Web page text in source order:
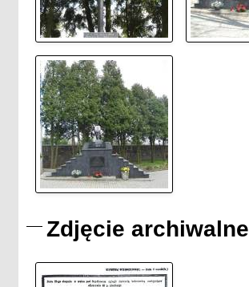
Zdjęcie archiwalne